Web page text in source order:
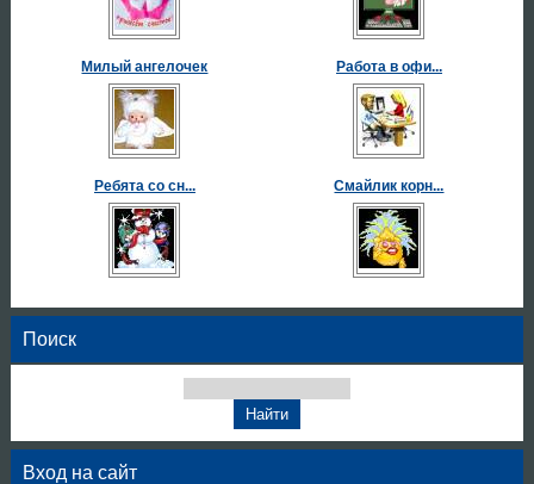
Милый ангелочек Работа в офи...
Ребята со сн... Смайлик корн...
Поиск
Вход на сайт